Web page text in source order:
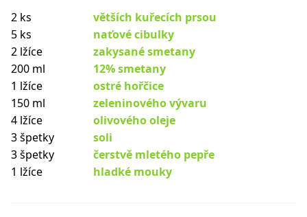
2 ks
větších kuřecích prsou
5 ks
naťové cibulky
2 lžíce
zakysané smetany
200 ml
12% smetany
1 lžíce
ostré hořčice
150 ml
zeleninového vývaru
4 lžíce
olivového oleje
3 špetky
soli
3 špetky
čerstvě mletého pepře
1 lžíce
hladké mouky